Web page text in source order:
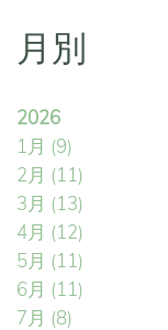
月別
2026
1月 (9)
2月 (11)
3月 (13)
4月 (12)
5月 (11)
6月 (11)
7月 (8)